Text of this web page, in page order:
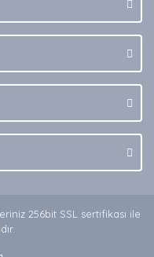
256bit SSL sertifikası ile